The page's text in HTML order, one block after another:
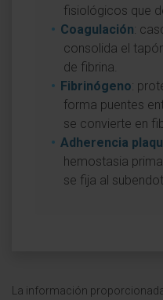
fisiológicos que
Coagulación:
consolida el
de fibrina.
Fibrinógeno:
forma puentes
se convierte en
Adherencia
hemostasia
se fija al
La información